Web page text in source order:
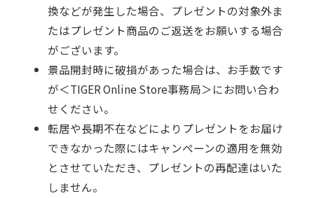
換などが発生した場合、プレゼントの対象外ま
たはプレゼント商品のご返送をお願いする場合
がございます。
景品開封時に破損があった場合は、お手数です
が＜TIGER Online Store事務局＞にお問い合わ
せください。
転居や長期不在などによりプレゼントをお届け
できなかった際にはキャンペーンの適用を無効
とさせていただき、プレゼントの再配達はいた
しません。